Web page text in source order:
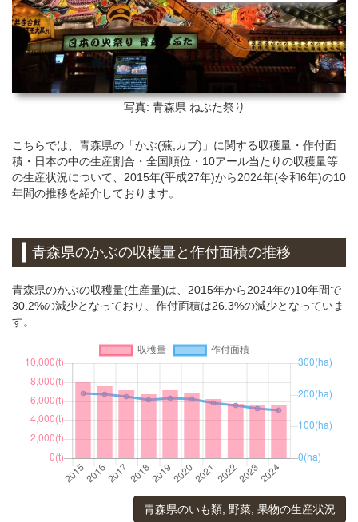
写真: 青森県 ねぶた祭り
こちらでは、青森県の「かぶ(蕪,カブ)」に関する収穫量・作付面
積・日本の中の生産割合・全国順位・10アール当たりの収穫量等
の生産状況について、2015年(平成27年)から2024年(令和6年)の10
年間の推移を紹介しております。
青森県のかぶの収穫量と作付面積の推移
青森県のかぶの収穫量(生産量)は、2015年から2024年の10年間で
30.2%の減少となっており、作付面積は26.3%の減少となっていま
す。
青森県のいも類, 野菜, 果物の生産状況